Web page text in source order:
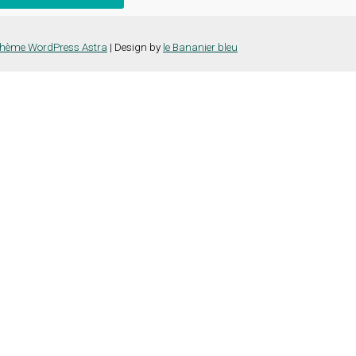
WordPress Astra | Design by le Bananier bleu